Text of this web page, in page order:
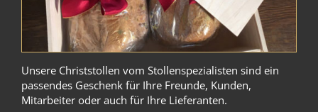
Unsere Christstollen vom Stollenspezialisten sind ein
passendes Geschenk für Ihre Freunde, Kunden,
Mitarbeiter oder auch für Ihre Lieferanten.